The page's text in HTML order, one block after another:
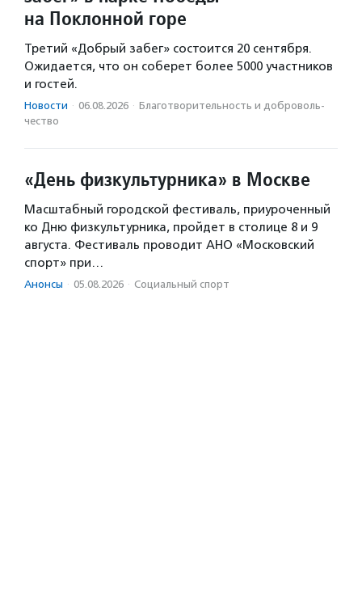
на Поклонной горе
Третий «Добрый забег» состоится 20 сентября.
Ожидается, что он соберет более 5000 участников
и гостей.
Новости · 06.08.2026 · Благотвори­тель­ность и доброволь­
чест­во
«День физкультурника» в Москве
Масштабный городской фестиваль, приуроченный
ко Дню физкультурника, пройдет в столице 8 и 9
августа. Фестиваль проводит АНО «Московский
спорт» при…
Анонсы · 05.08.2026 · Социальный спорт